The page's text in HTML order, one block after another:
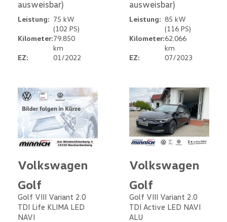
ausweisbar)
Leistung: 75 kW
(102 PS)
Kilometer:79.850
km
EZ:
01/2022
ausweisbar)
Leistung: 85 kW
(116 PS)
Kilometer:62.066
km
EZ:
07/2023
Volkswagen
Golf
Golf VIII Variant 2.0
TDI Life KLIMA LED
NAVI
Volkswagen
Golf
Golf VIII Variant 2.0
TDI Active LED NAVI
ALU